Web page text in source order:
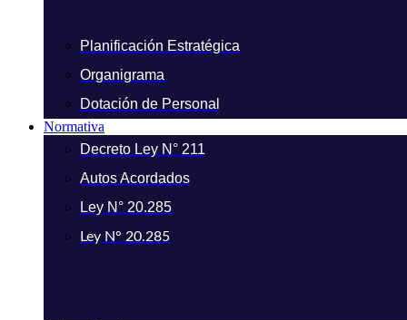
Planificación Estratégica
Organigrama
Dotación de Personal
Normativa
Decreto Ley N° 211
Autos Acordados
Ley N° 20.285
Ley N° 20.285